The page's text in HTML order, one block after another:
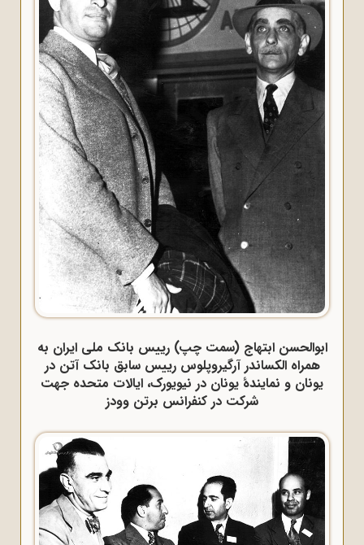
ابوالحسن ابتهاج (سمت چپ) رییس بانک ملی ایران به
همراه الکساندر آرگیروپلوس رییس سابق بانک آتن در
یونان و نمایندهٔ یونان در نیویورک، ایالات متحده جهت
شرکت در کنفرانس برتن وودز